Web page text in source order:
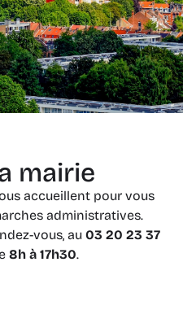
mairie
accueillent pour vous
administratives.
vous, au 03 20 23 37
8h à 17h30.